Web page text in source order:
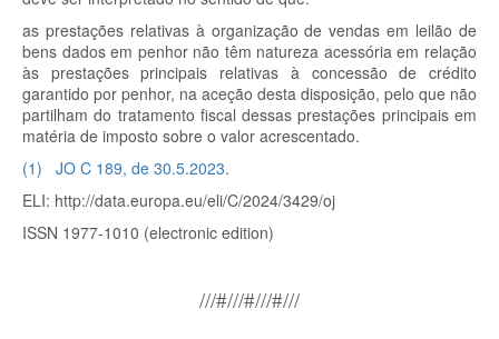
as prestações relativas à organização de vendas em leilão de
bens dados em penhor não têm natureza acessória em relação
às prestações principais relativas à concessão de crédito
garantido por penhor, na aceção desta disposição, pelo que não
partilham do tratamento fiscal dessas prestações principais em
matéria de imposto sobre o valor acrescentado.
(1) JO C 189, de 30.5.2023.
ELI: http://data.europa.eu/eli/C/2024/3429/oj
ISSN 1977-1010 (electronic edition)
///#///#///#///